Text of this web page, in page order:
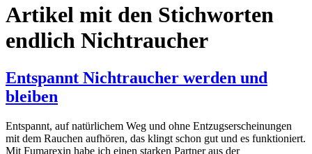
Artikel mit den Stichworten
endlich Nichtraucher
Entspannt Nichtraucher werden und
bleiben
Entspannt, auf natürlichem Weg und ohne Entzugserscheinungen
mit dem Rauchen aufhören, das klingt schon gut und es funktioniert.
Mit Fumarexin habe ich einen starken Partner aus der